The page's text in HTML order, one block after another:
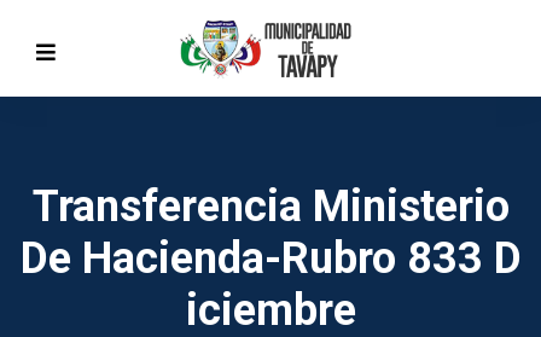
Transferencia Ministerio
De Hacienda-Rubro 833 D
Iciembre